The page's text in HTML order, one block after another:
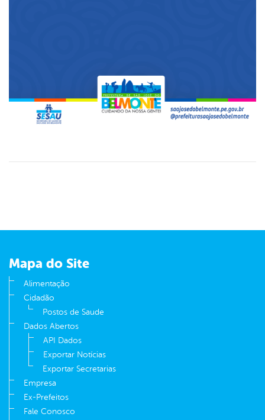
Mapa do Site
Alimentação
Cidadão
Postos de Saude
Dados Abertos
API Dados
Exportar Notícias
Exportar Secretarias
Empresa
Ex-Prefeitos
Fale Conosco